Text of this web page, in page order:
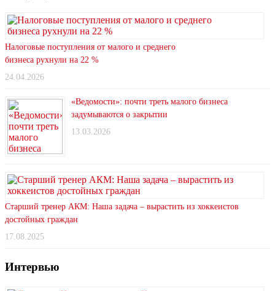
Налоговые поступления от малого и среднего
бизнеса рухнули на 22 %
24.04.2026
«Ведомости»: почти треть малого бизнеса
задумываются о закрытии
13.03.2026
Старший тренер АКМ: Наша задача – вырастить из хоккеистов
достойных граждан
17.08.2025
Интервью